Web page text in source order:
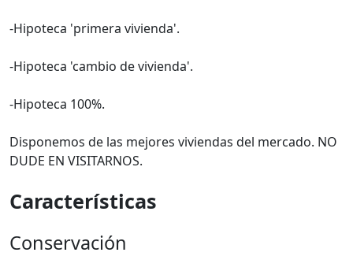
-Hipoteca 'primera vivienda'.
-Hipoteca 'cambio de vivienda'.
-Hipoteca 100%.
Disponemos de las mejores viviendas del mercado. NO
DUDE EN VISITARNOS.
Características
Conservación